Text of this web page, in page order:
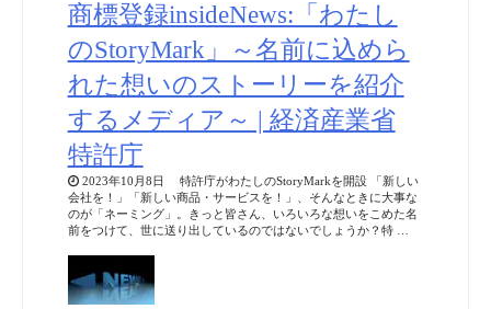
商標登録insideNews:「わたし
のStoryMark」～名前に込めら
れた想いのストーリーを紹介
するメディア～ | 経済産業省
特許庁
2023年10月8日 特許庁がわたしのStoryMarkを開設 「新しい
会社を！」「新しい商品・サービスを！」、そんなときに大事な
のが「ネーミング」。きっと皆さん、いろいろな想いをこめた名
前をつけて、世に送り出しているのではないでしょうか？特 …